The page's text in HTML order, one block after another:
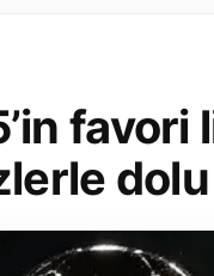
favori
dolu